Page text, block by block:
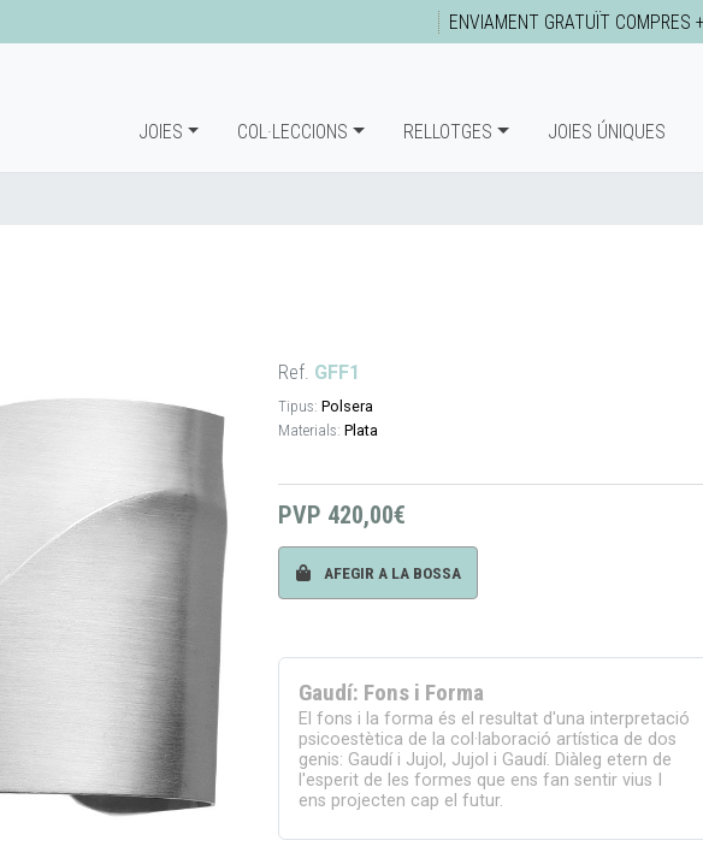
ENVIAMENT GRATUÏT COMPRES
JOIES COL·LECCIONS RELLOTGES JOIES ÚNIQUES
Ref. GFF1
Tipus: Polsera
Materials: Plata
PVP 420,00€
AFEGIR A LA BOSSA
Gaudí: Fons i Forma
El fons i la forma és el resultat d'una interpretació
psicoestètica de la col·laboració artística de dos
genis: Gaudí i Jujol, Jujol i Gaudí. Diàleg etern de
l'esperit de les formes que ens fan sentir vius I
ens projecten cap el futur.